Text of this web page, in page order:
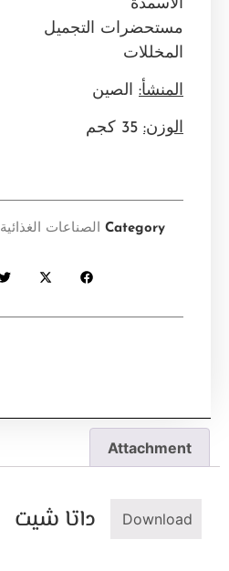
الأسمدة
مستحضرات التجميل
المخللات
المنشأ: الصين
الوزن:
Category الصناعات الغذائية
Attachment
داتا شيت Download